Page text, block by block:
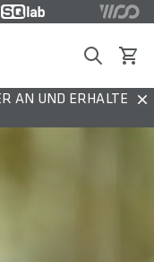
Search
AN UND ERHALTE